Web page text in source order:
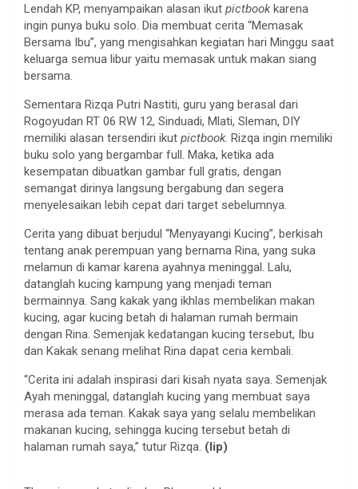
Lendah KP, menyampaikan alasan ikut pictbookkarena
ingin punya buku solo. Dia membuat cerita “Memasak
Bersama Ibu”, yang mengisahkan kegiatan hari Minggu saat
keluarga semua libur yaitu memasak untuk makan siang
bersama.
Sementara Rizqa Putri Nastiti, guru yang berasal dari
Rogoyudan RT 06 RW 12, Sinduadi, Mlati, Sleman, DIY
memiliki alasan tersendiri ikut pictbook. Rizqa ingin memiliki
buku solo yang bergambar full. Maka, ketika ada
kesempatan dibuatkan gambar full gratis, dengan
semangat dirinya langsung bergabung dan segera
menyelesaikan lebih cepat dari target sebelumnya.
Cerita yang dibuat berjudul “Menyayangi Kucing”, berkisah
tentang anak perempuan yang bernama Rina, yang suka
melamun di kamar karena ayahnya meninggal. Lalu,
datanglah kucing kampung yang menjadi teman
bermainnya. Sang kakak yang ikhlas membelikan makan
kucing, agar kucing betah di halaman rumah bermain
dengan Rina. Semenjak kedatangan kucing tersebut, Ibu
dan Kakak senang melihat Rina dapat ceria kembali.
“Cerita ini adalah inspirasi dari kisah nyata saya. Semenjak
Ayah meninggal, datanglah kucing yang membuat saya
merasa ada teman. Kakak saya yang selalu membelikan
makanan kucing, sehingga kucing tersebut betah di
halaman rumah saya,” tutur Rizqa. (lip)